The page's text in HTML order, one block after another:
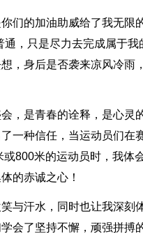
们的加油助威给了我无限
，只是尽力去完成属于
，身后是否袭来凉风冷雨
，是青春的诠释，是心灵
一种信任，当运动员们在
800米的运动员时，我体
的赤诚之心！
与汗水，同时也让我深刻
会了坚持不懈，顽强拼搏